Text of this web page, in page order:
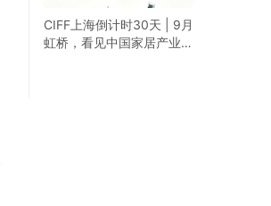
CIFF上海倒计时30天 | 9月
虹桥，看见中国家居产业的